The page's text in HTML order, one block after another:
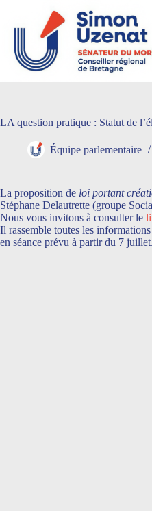
contenu
LA question pratique : Statut de
Équipe parlementaire
La proposition de loi portant
Stéphane Delautrette (groupe
Nous vous invitons à consulter le
Il rassemble toutes les
en séance prévu à partir du 7 juillet.